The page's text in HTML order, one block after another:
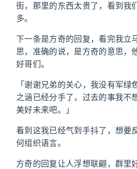
街，那里的东西太贵了，看到我
多。
下一条是方奇的回复，看完我立
思，准确的说，是方奇的意思，
好哥们。
「谢谢兄弟的关心，我没有军绿
之涵已经分手了，过去的事我不
美好未来吧。」
看到这我已经气到手抖了，想要
何组织语言。
方奇的回复让人浮想联翩，群里